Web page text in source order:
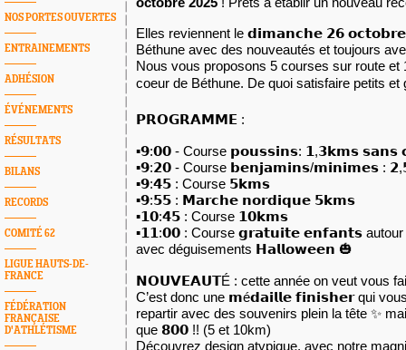
NOS PORTES OUVERTES
ENTRAINEMENTS
ADHÉSION
ÉVÉNEMENTS
RÉSULTATS
BILANS
RECORDS
COMITÉ 62
LIGUE HAUTS-DE-
FRANCE
FÉDÉRATION
FRANÇAISE
D'ATHLÉTISME
Béthune avec des nouveautés et toujours
Nous vous proposons 5 courses sur route et
coeur de Béthune. De quoi satisfaire petits
𝗣𝗥𝗢𝗚𝗥𝗔𝗠𝗠𝗘 :
▪️𝟵:𝟬𝟬 - Course 𝗽𝗼𝘂𝘀𝘀𝗶𝗻𝘀: 𝟭,𝟯𝗸𝗺𝘀 𝘀𝗮𝗻𝘀
▪️𝟵:𝟮𝟬 - Course 𝗯𝗲𝗻𝗷𝗮𝗺𝗶𝗻𝘀/𝗺𝗶𝗻𝗶𝗺𝗲𝘀 :
▪️𝟵:𝟰𝟱 : Course 𝟱𝗸𝗺𝘀
▪️𝟵:𝟱𝟱 : 𝗠𝗮𝗿𝗰𝗵𝗲 𝗻𝗼𝗿𝗱𝗶𝗾𝘂𝗲 𝟱𝗸𝗺𝘀
▪️𝟭𝟬:𝟰𝟱 : Course 𝟭𝟬𝗸𝗺𝘀
▪️𝟭𝟭:𝟬𝟬 : Course 𝗴𝗿𝗮𝘁𝘂𝗶𝘁𝗲 𝗲𝗻𝗳𝗮𝗻𝘁𝘀
avec déguisements 𝗛𝗮𝗹𝗹𝗼𝘄𝗲𝗲𝗻 🎃
𝗡𝗢𝗨𝗩𝗘𝗔𝗨𝗧É : cette année on veut vous
C’est donc une 𝗺é𝗱𝗮𝗶𝗹𝗹𝗲 𝗳𝗶𝗻𝗶𝘀𝗵𝗲𝗿 qui
repartir avec des souvenirs plein la tête ✨
que 𝟴𝟬𝟬 !! (5 et 10km)
Découvrez design atypique, avec notre